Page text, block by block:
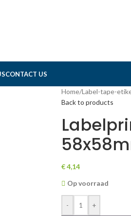
CONTACT US
Home/Label-tape-
Back to products
€4,14
Op voorraad
- +